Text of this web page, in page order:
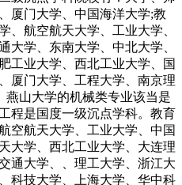
厦门大学、中国海洋大学;教
、航空航天大学、工业大学、
大学、东南大学、中北大学、
工业大学、西北工业大学、国
厦门大学、工程大学、南京理
燕山大学的机械类专业该当是
程是国度一级沉点学科。教育
空航天大学、工业大学、中国
大学、西北工业大学、大连理
通大学、、理工大学、浙江大
科技大学、上海大学、华中科